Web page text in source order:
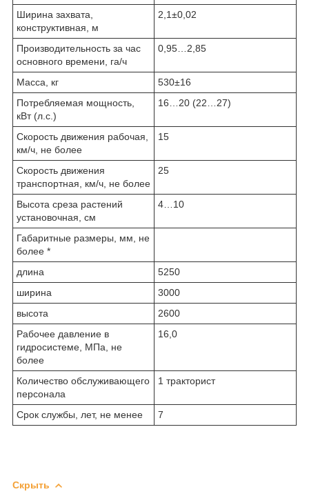
Ширина захвата,
конструктивная, м
2,1±0,02
Производительность за час
основного времени, га/ч
0,95…2,85
Масса, кг
530±16
Потребляемая мощность,
кВт (л.с.)
16…20 (22…27)
Скорость движения рабочая,
км/ч, не более
15
Скорость движения
транспортная, км/ч, не более
25
Высота среза растений
установочная, см
4…10
Габаритные размеры, мм, не
более *
длина
5250
ширина
3000
высота
2600
Рабочее давление в
гидросистеме, МПа, не
более
16,0
Количество обслуживающего
персонала
1 тракторист
Срок службы, лет, не менее 7
Скрыть